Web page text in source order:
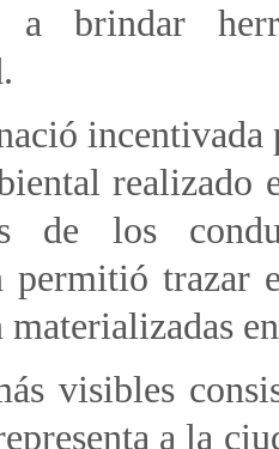
a brindar
realizado
de los
permitió trazar
materializadas
visibles
a la